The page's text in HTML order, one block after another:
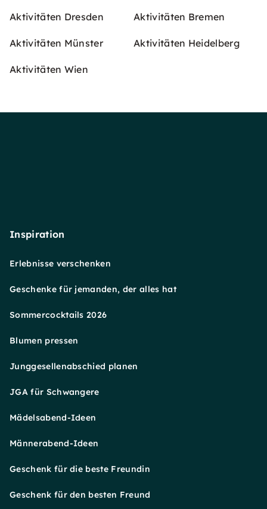
Aktivitäten Dresden Aktivitäten Bremen
Aktivitäten Münster Aktivitäten Heidelberg
Aktivitäten Wien
Inspiration
Erlebnisse verschenken
Geschenke für jemanden, der alles hat
Sommercocktails 2026
Blumen pressen
Junggesellenabschied planen
JGA für Schwangere
Mädelsabend-Ideen
Männerabend-Ideen
Geschenk für die beste Freundin
Geschenk für den besten Freund